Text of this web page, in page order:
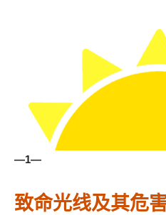
—1—
致命光线及其危